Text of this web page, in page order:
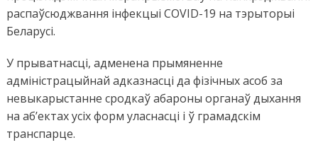
распаўсюджвання інфекцыі COVID-19 на тэрыторыі
Беларусі.
У прыватнасці, адменена прымяненне
адміністрацыйнай адказнасці да фізічных асоб за
невыкарыстанне сродкаў абароны органаў дыхання
на аб’ектах усіх форм уласнасці і ў грамадскім
транспарце.